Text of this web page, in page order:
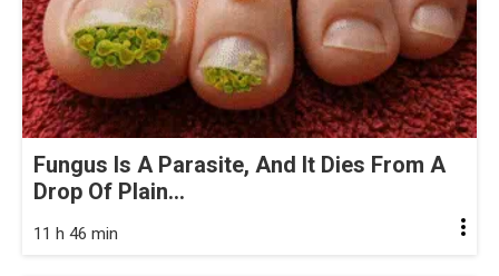
Fungus Is A Parasite, And It Dies From A
Drop Of Plain...
11 h 46 min